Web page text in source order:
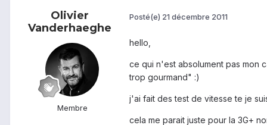
Olivier
Vanderhaeghe
Membre
Posté(e) 21 décembre 2011
hello,
ce qui n'est absolument pas mon
trop gourmand" :)
j'ai fait des test de vitesse te je
cela me parait juste pour la 3G+